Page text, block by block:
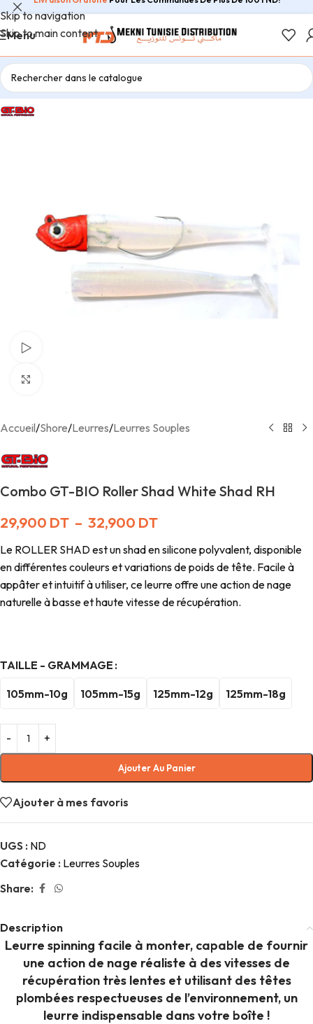
Skip to navigation
Skip to main content
Menu
Accueil/Shore/Leurres/Leurres Souples
Combo GT-BIO Roller Shad White Shad RH
29,900 DT – 32,900 DT
Le ROLLER SHAD est un shad en silicone polyvalent, disponible
en différentes couleurs et variations de poids de tête. Facile à
appâter et intuitif à utiliser, ce leurre offre une action de nage
naturelle à basse et haute vitesse de récupération.
TAILLE - GRAMMAGE
105mm-10g 105mm-15g 125mm-12g 125mm-18g
Ajouter Au Panier
Ajouter à mes favoris
UGS : ND
Catégorie : Leurres Souples
Share:
Description
Leurre spinning facile à monter, capable de fournir
une action de nage réaliste à des vitesses de
récupération très lentes et utilisant des têtes
plombées respectueuses de l’environnement, un
leurre indispensable dans votre boîte !